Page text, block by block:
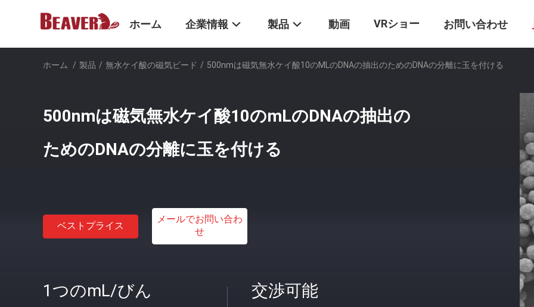
ホーム 企業情報 製品 動画 VRショー お問い合わせ
ホーム / 製品 / 無水ケイ酸の磁気ビード / 500nmは磁気無水ケイ酸10のmLのDNAの抽出のためのDNAの分離に玉を付ける
500nmは磁気無水ケイ酸10のmLのDNAの抽出の
ためのDNAの分離に玉を付ける
ベストプライス
メールでお問い合わ
せ
1つのmL/びん 交渉可能